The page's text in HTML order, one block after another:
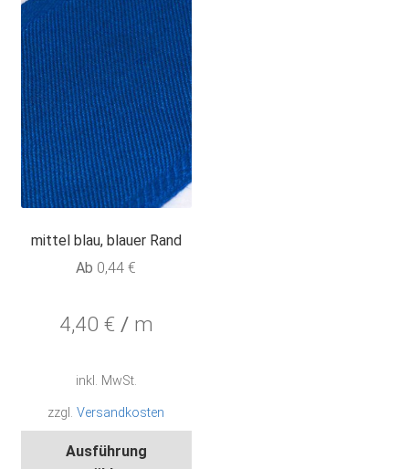
Optionen
können
auf
der
Produktseite
gewählt
werden
mittel blau, blauer Rand
Ab 0,44€
4,40 € / m
inkl. MwSt.
zzgl.Versandkosten
Ausführung